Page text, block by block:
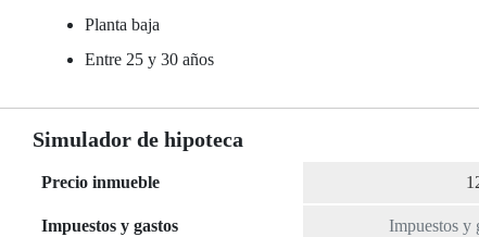
Planta baja
Entre 25 y 30 años
Simulador de hipoteca
Precio inmueble
Impuestos y gastos